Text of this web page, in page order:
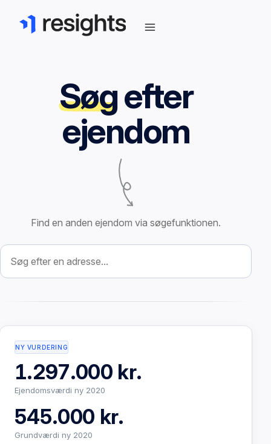
Søgefter
ejendom
Find en anden ejendom via søgefunktionen.
Søg efter ejendom
NY VURDERING
1.297.000 kr.
Ejendomsværdi ny 2020
545.000 kr.
Grundværdi ny 2020